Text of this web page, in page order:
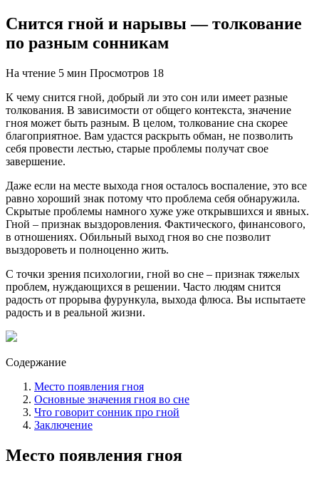
Снится гной и нарывы — толкование
по разным сонникам
На чтение 5 мин Просмотров 18
К чему снится гной, добрый ли это сон или имеет разные
толкования. В зависимости от общего контекста, значение
гноя может быть разным. В целом, толкование сна скорее
благоприятное. Вам удастся раскрыть обман, не позволить
себя провести лестью, старые проблемы получат свое
завершение.
Даже если на месте выхода гноя осталось воспаление, это все
равно хороший знак потому что проблема себя обнаружила.
Скрытые проблемы намного хуже уже открывшихся и явных.
Гной – признак выздоровления. Фактического, финансового,
в отношениях. Обильный выход гноя во сне позволит
выздороветь и полноценно жить.
С точки зрения психологии, гной во сне – признак тяжелых
проблем, нуждающихся в решении. Часто людям снится
радость от прорыва фурункула, выхода флюса. Вы испытаете
радость и в реальной жизни.
Содержание
Место появления гноя
Основные значения гноя во сне
Что говорит сонник про гной
Заключение
Место появления гноя